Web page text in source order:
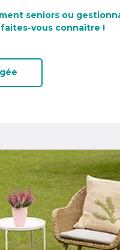
seniors ou
vous connaître !